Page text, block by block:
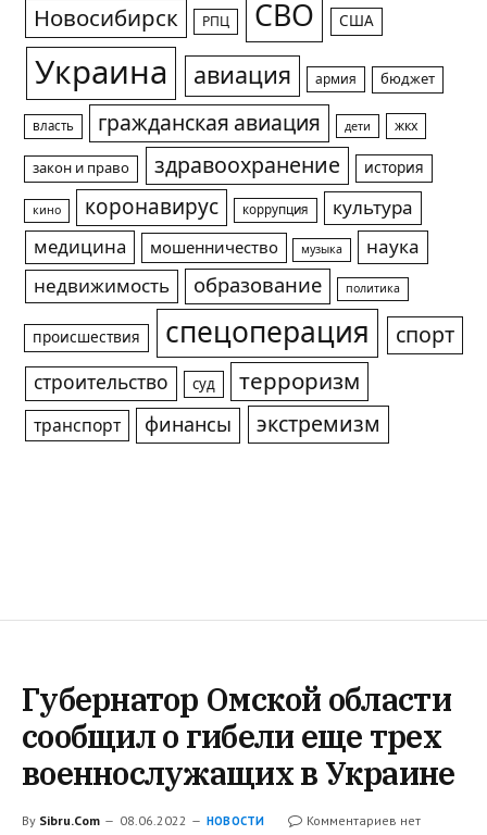
Новосибирск РПЦ СВО США
Украина авиация армия бюджет
власть гражданская авиация дети жкх
закон и право здравоохранение история
кино коронавирус коррупция
культура
медицина
мошенничество музыка
наука
недвижимость
образование политика
происшествия спецоперация спорт
строительство суд терроризм
транспорт финансы экстремизм
Губернатор Омской области
сообщил о гибели еще трех
военнослужащих в Украине
By Sibru.Com 08.06.2022 НОВОСТИ
Комментариев нет